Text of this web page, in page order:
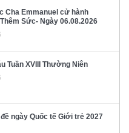
Cha Emmanuel cử hành
Sức- Ngày 06.08.2026
Tuần XVIII Thường Niên
ngày Quốc tế Giới trẻ 2027